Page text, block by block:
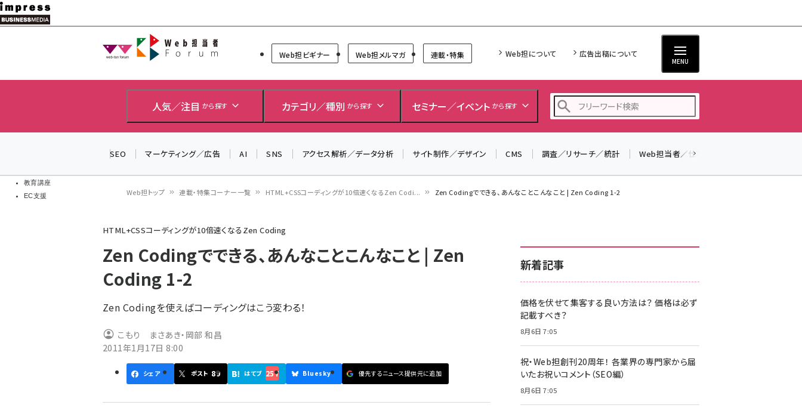
メ
イ
教育講座
EC支援
Web担当者Forum
Web担ビギナー Web担メルマガ 連載・特集 Web担について 広告出稿について
MENU
人気／注目 から探す カテゴリ／種別 から探す セミナー／イベント から探す
z世代 (1622)
meo (1275)
SEO マーケティング／広告 AI SNS アクセス解析／データ分析 サイト制作／デザイン CMS 調査／リサーチ／統計 Web担当者／仕事
ン
く
ず
Web担トップ 連載・特集コーナー一覧 HTML+CSSコーディングが10倍速くなるZen Codi... Zen Codingでできる、あんなことこんなこと | Zen Coding 1-2
HTML+CSSコーディングが10倍速くなるZen Coding
Zen Codingでできる、あんなことこんなこと | Zen
Coding 1-2
Zen Codingを使えばコーディングはこう変わる！
こもり まさあき・岡部 和昌
2011年1月17日 8:00
シェア ポスト 89 はてブ 257 Bluesky 優先するニュース提供元に追加
新着記事
価格を伏せて集客する良い方法は？ 価格は必ず
記載すべき？
8月6日 7:05
祝・Web担創刊20周年！ 各業界の専門家から届
いたお祝いコメント（SEO編）
8月6日 7:05
＼ 読者アンケートにご協力ください ／
▼アンケートページはこちらから▼